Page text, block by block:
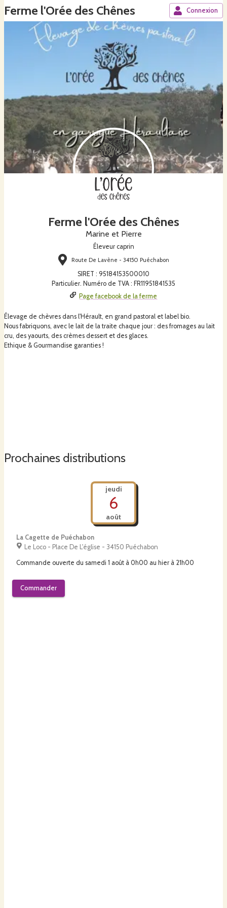
Ferme l'Orée des Chênes Connexion
Ferme l'Orée des Chênes
Marine et Pierre
Éleveur caprin
Route De Lavène - 34150 Puéchabon
SIRET : 95184153500010
Particulier. Numéro de TVA : FR11951841535
Page facebook de la ferme
Élevage de chèvres dans l'Hérault, en grand pastoral et label bio.
Nous fabriquons, avec le lait de la traite chaque jour : des fromages au lait
cru, des yaourts, des crèmes dessert et des glaces.
Ethique & Gourmandise garanties !
Prochaines distributions
jeudi
6
août
La Cagette de Puéchabon
Le Loco - Place De L'église - 34150 Puéchabon
Commande ouverte du samedi 1 août à 0h00 au hier à 21h00
Commander